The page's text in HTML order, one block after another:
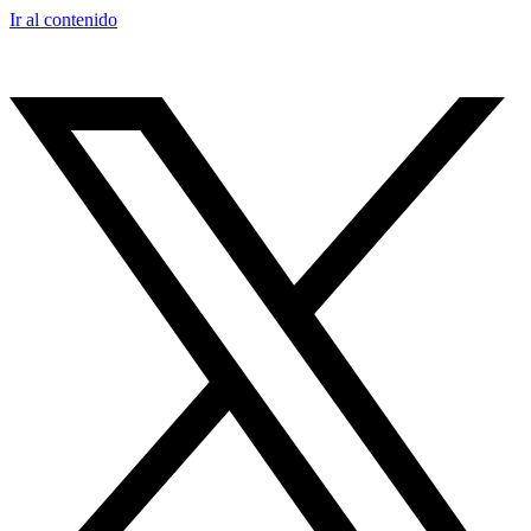
Ir al contenido